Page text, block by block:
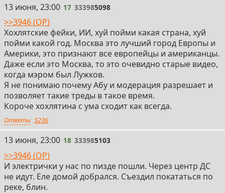
17
13 июня, 23:00 17 333985098
>>3946 (OP)
Хохлятские фейки, ИИ, хуй пойми какая страна, хуй
пойми какой год. Москва это лучший город Европы и
Америки, это признают все европейцы и американцы.
Даже если это Москва, то это очевидно старые видео,
когда мэром был Лужков.
Я не понимаю почему Абу и модерация разрешает и
позволяет такие треды в такое время.
Короче хохлятина с ума сходит как всегда.
Ответы 5236
18
13 июня, 23:00 18 333985103
>>3946 (OP)
И электрички у нас по пизде пошли. Через центр ДС
не идут. Еле домой добрался. Съездил покататься по
реке, блин.